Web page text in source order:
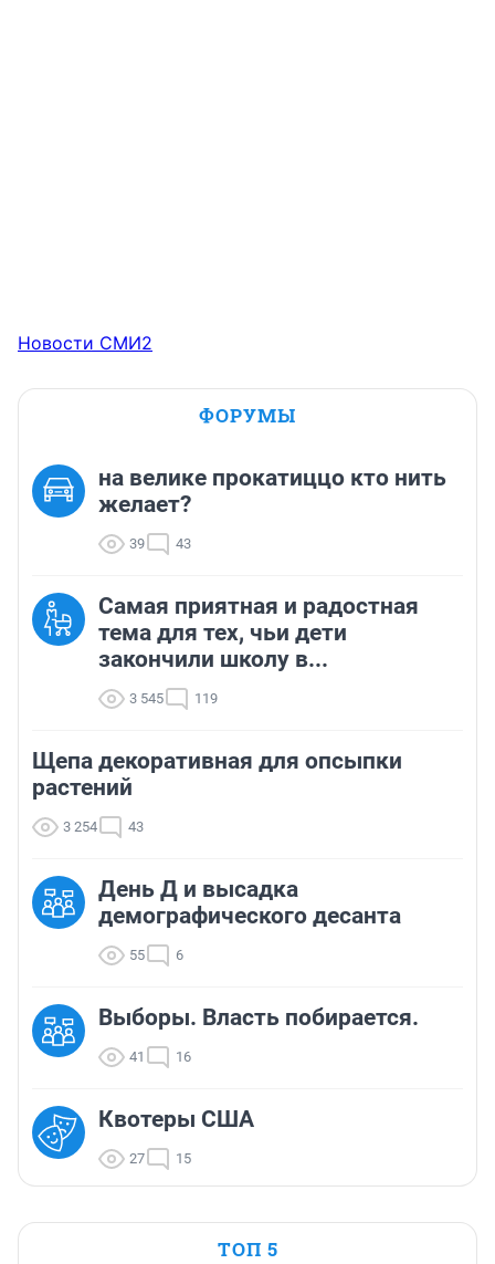
Новости СМИ2
ФОРУМЫ
на велике прокатиццо кто нить
желает?
39 43
Самая приятная и радостная
тема для тех, чьи дети
закончили школу в...
3 545 119
Щепа декоративная для опсыпки
растений
3 254 43
День Д и высадка
демографического десанта
55 6
Выборы. Власть побирается.
41 16
Квотеры США
27 15
ТОП 5